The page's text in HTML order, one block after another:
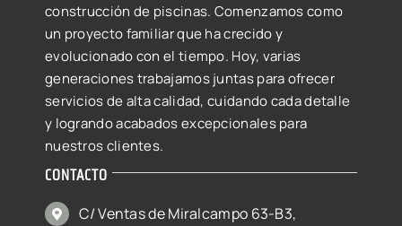
construcción de piscinas. Comenzamos como
un proyecto familiar que ha crecido y
evolucionado con el tiempo. Hoy, varias
generaciones trabajamos juntas para ofrecer
servicios de alta calidad, cuidando cada detalle
y logrando acabados excepcionales para
nuestros clientes.
CONTACTO
C/ Ventas de Miralcampo 63-B3,